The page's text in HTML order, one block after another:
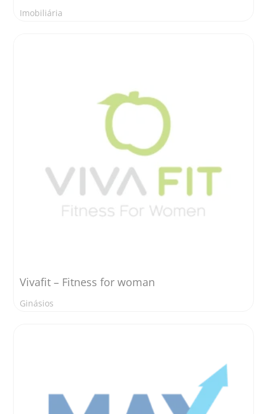
Imobiliária
Vivafit – Fitness for woman
Ginásios